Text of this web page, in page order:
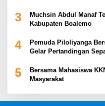
3
Muchsin Abdul Manaf
Kabupaten Boalemo
4
Pemuda Piloliyanga
Gelar Pertandingan
5
Bersama Mahasiswa
Masyarakat